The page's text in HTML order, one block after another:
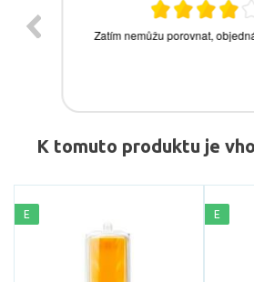
K tomuto produktu je
E E